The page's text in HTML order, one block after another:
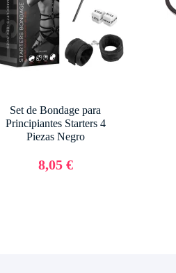
Set de Bondage para
Principiantes Starters 4
Piezas Negro
8,05 €